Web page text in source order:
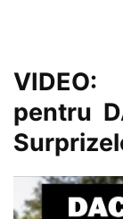
pentru